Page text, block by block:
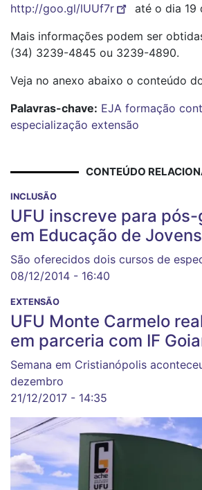
http://goo.gl/lUUf7r
até o dia 19
Mais informações podem ser
(34) 3239-4845 ou 3239-4890.
Veja no anexo abaixo o conteúdo
Palavras-chave: EJA formação
especialização extensão
CONTEÚDO
INCLUSÃO
UFU inscreve para
em Educação de
São oferecidos dois cursos de
08/12/2014 - 16:40
EXTENSÃO
UFU Monte Carmelo
em parceria com IF
Semana em Cristianópolis
dezembro
21/12/2017 - 14:35